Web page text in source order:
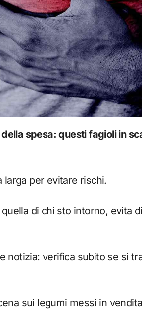
larga per evitare rischi.
di chi sto intorno, evita
notizia: verifica subito se si
sui legumi messi in